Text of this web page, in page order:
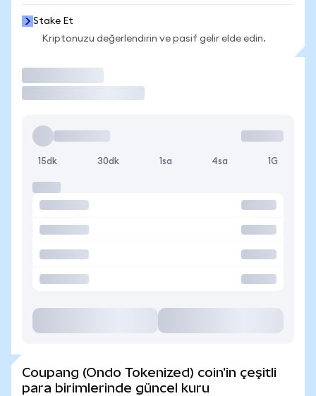
Stake Et
Kriptonuzu değerlendirin ve pasif gelir elde edin.
15dk 30dk 1sa 4sa 1G
Coupang (Ondo Tokenized) coin'in çeşitli
para birimlerinde güncel kuru